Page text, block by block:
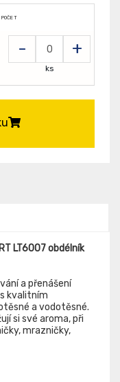
POČET
- +
ks
LT6007 obdélník
a přenášení
kvalitním
a vodotěsné.
si své aroma, při
mrazničky,